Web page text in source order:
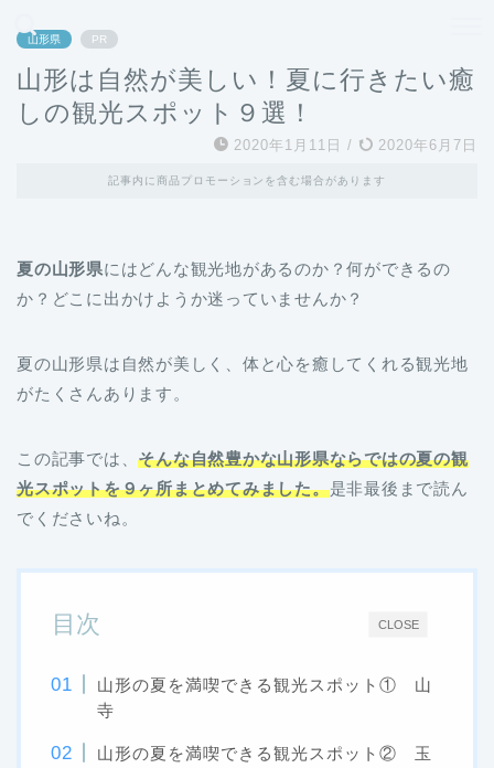
山形県 PR
山形は自然が美しい！夏に行きたい癒
しの観光スポット９選！
2020年1月11日 / 2020年6月7日
記事内に商品プロモーションを含む場合があります
夏の山形県にはどんな観光地があるのか？何ができるの
か？どこに出かけようか迷っていませんか？
夏の山形県は自然が美しく、体と心を癒してくれる観光地
がたくさんあります。
この記事では、そんな自然豊かな山形県ならではの夏の観
光スポットを９ヶ所まとめてみました。是非最後まで読ん
でくださいね。
CLOSE
目次
山形の夏を満喫できる観光スポット① 山
寺
山形の夏を満喫できる観光スポット② 玉